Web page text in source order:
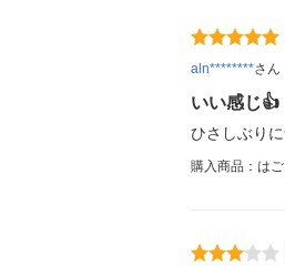
aln********さん
いい感じ👍
ひさしぶり
購入商品：は